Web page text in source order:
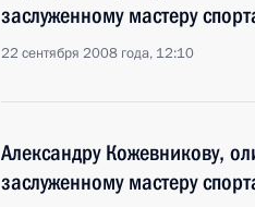
заслуженному мастеру
22 сентября 2008 года, 12:10
Александру Кожевникову,
заслуженному мастеру